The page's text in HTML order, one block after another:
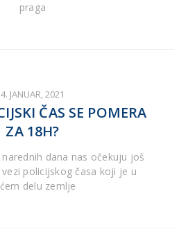
praga
4. JANUAR, 2021
ČAS SE POMERA
ZA 18H?
dana nas očekuju još
policijskog časa koji je u
delu zemlje